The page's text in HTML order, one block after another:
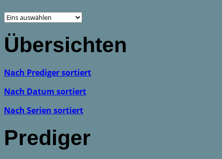
Übersichten
Nach Prediger sortiert
Nach Datum sortiert
Nach Serien sortiert
Prediger